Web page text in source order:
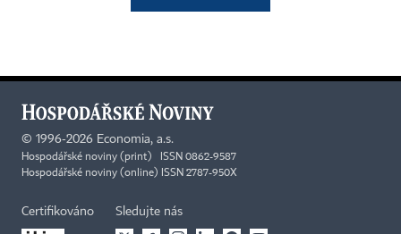
© 1996-2026 Economia, a.s.
Hospodářské noviny (print) ISSN 0862-9587
Hospodářské noviny (online) ISSN 2787-950X
Certifikováno Sledujte nás